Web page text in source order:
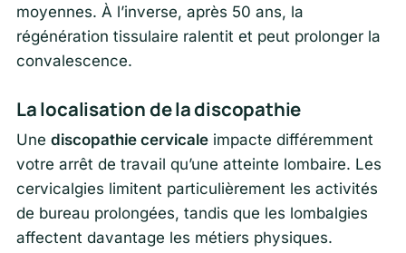
moyennes. À l’inverse, après 50 ans, la
régénération tissulaire ralentit et peut prolonger la
convalescence.
La localisation de la discopathie
Une discopathie cervicale impacte différemment
votre arrêt de travail qu’une atteinte lombaire. Les
cervicalgies limitent particulièrement les activités
de bureau prolongées, tandis que les lombalgies
affectent davantage les métiers physiques.